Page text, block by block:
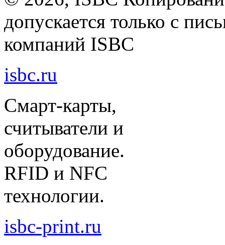
допускается только с
компаний ISBC
isbc.ru
Смарт-карты,
считыватели и
оборудование.
RFID и NFC
технологии.
isbc-print.ru